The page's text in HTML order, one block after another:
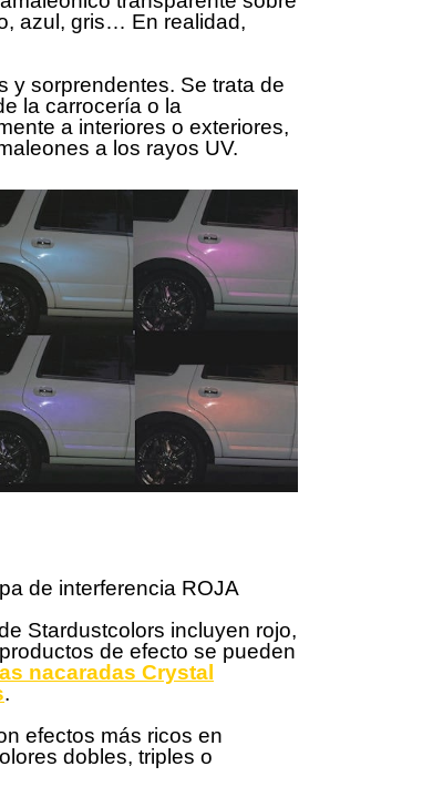
azul, gris… En realidad,
y sorprendentes. Se trata de
la carrocería o la
a interiores o exteriores,
a los rayos UV.
de interferencia ROJA
Stardustcolors incluyen rojo,
de efecto se pueden
nacaradas Crystal
.
efectos más ricos en
dobles, triples o